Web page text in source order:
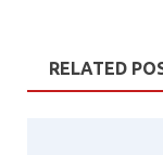
RELATED